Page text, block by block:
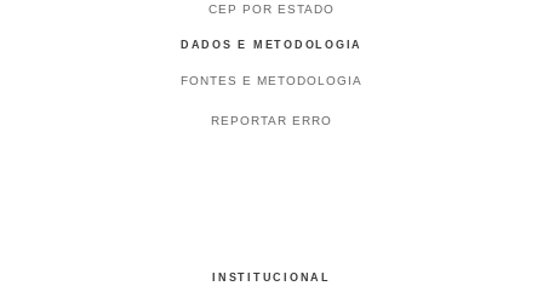
CEP POR ESTADO
DADOS E METODOLOGIA
FONTES E METODOLOGIA
REPORTAR ERRO
INSTITUCIONAL